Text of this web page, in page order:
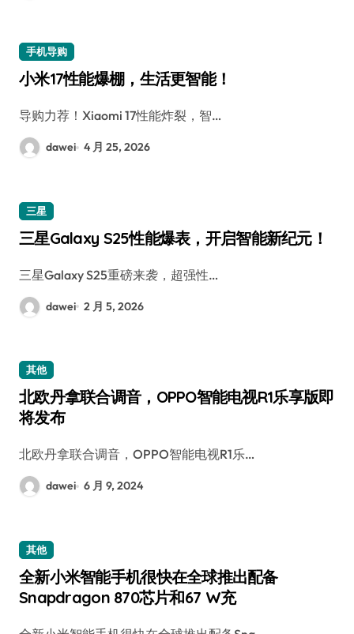
手机导购
小米17性能爆棚，生活更智能！
导购力荐！Xiaomi 17性能炸裂，智…
dawei 4 月 25, 2026
三星
三星Galaxy S25性能爆表，开启智能新纪元！
三星Galaxy S25重磅来袭，超强性…
dawei 2 月 5, 2026
其他
北欧丹拿联合调音，OPPO智能电视R1乐享版即
将发布
北欧丹拿联合调音，OPPO智能电视R1乐…
dawei 6 月 9, 2024
其他
全新小米智能手机很快在全球推出配备
Snapdragon 870芯片和67 W充